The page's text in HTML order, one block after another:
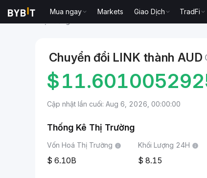
Mua ngay Markets Giao Dịch TradFi
Chuyển đổi LINK thành AUD
$
Cập nhật lần cuối: Aug 6, 2026, 00:00:00
Thống Kê Thị Trường
Vốn Hoá Thị Trường
6.10B
Khối Lượng 24H
8.15